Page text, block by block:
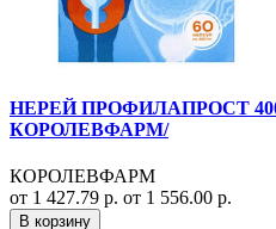
НЕРЕЙ ПРОФИЛАПРОСТ
КОРОЛЕВФАРМ/
КОРОЛЕВФАРМ
от 1 427.79 р. от 1 556.00 р.
В корзину